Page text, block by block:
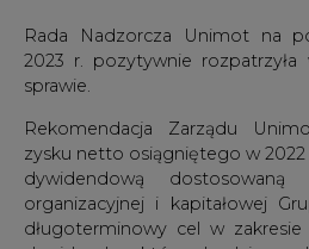
Rada Nadzorcza Unimot na
2023 r. pozytywnie
sprawie.
Rekomendacja Zarządu
zysku netto osiągniętego w
dywidendową
organizacyjnej i kapitałowej
długoterminowy cel w